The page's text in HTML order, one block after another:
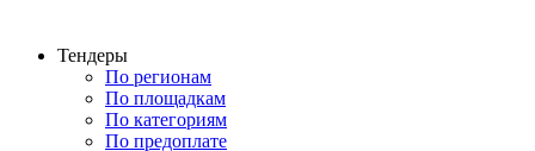
Тендеры
По регионам
По площадкам
По категориям
По предоплате